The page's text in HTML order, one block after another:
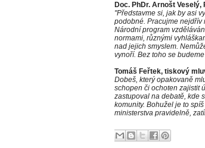
Doc. PhDr. Arnošt
"Představme si, jak by asi
podobné. Pracujme nejdřív
Národní program
normami, různými
nad jejich smyslem.
vynoří. Bez toho se
Tomáš Feřtek, tiskový
Dobeš, který opakovaně
schopen či ochoten zajistit
zastupoval na debatě, kde
komunity. Bohužel je to
ministerstva pravidelně,